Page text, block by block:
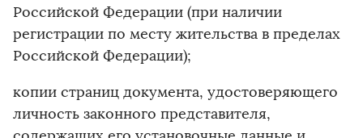
Российской Федерации (при наличии
регистрации по месту жительства в пределах
Российской Федерации);
копии страниц документа, удостоверяющего
личность законного представителя,